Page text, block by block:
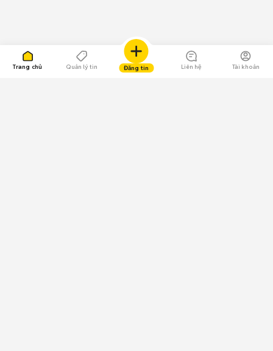
Trang chủ Quản lý tin Đăng tin Liên hệ Tài khoản